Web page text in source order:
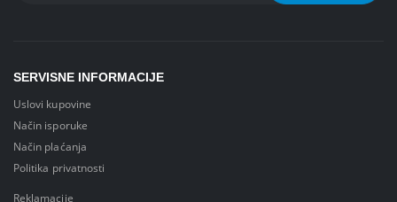
SERVISNE INFORMACIJE
Uslovi kupovine
Način isporuke
Način plaćanja
Politika privatnosti
Reklamacije